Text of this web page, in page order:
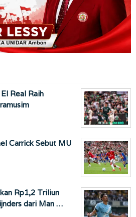
Real Raih
Carrick Sebut MU
Rp1,2 Triliun
dari Man …